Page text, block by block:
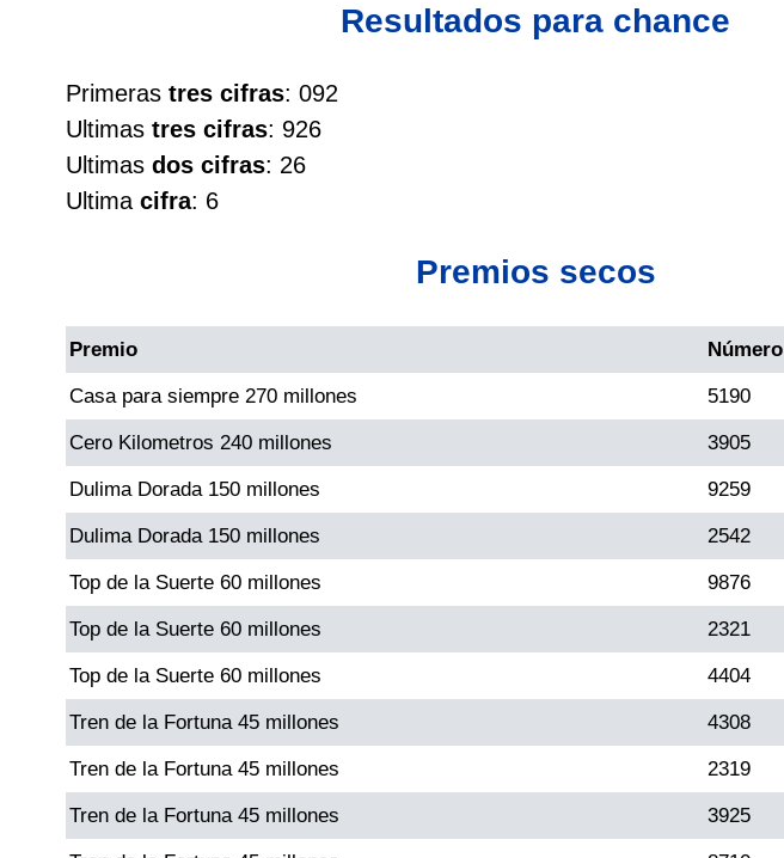
Astro Luna
Caribeña Noche
Chontico Día
Chontico Noche
Culona día
Culona noche
Dorado Mañana
Resultados para chance
Primeras tres cifras: 092
Ultimas tres cifras: 926
Ultimas dos cifras: 26
Ultima cifra: 6
Premios secos
Premio Número
Casa para siempre 270 millones 5190
Cero Kilometros 240 millones 3905
Dulima Dorada 150 millones 9259
Dulima Dorada 150 millones 2542
Top de la Suerte 60 millones 9876
Top de la Suerte 60 millones 2321
Top de la Suerte 60 millones 4404
Tren de la Fortuna 45 millones 4308
Tren de la Fortuna 45 millones 2319
Tren de la Fortuna 45 millones 3925